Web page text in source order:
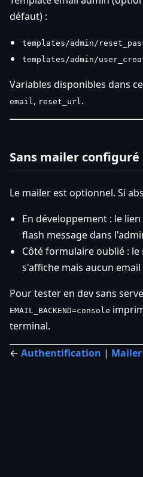
défaut) :
templates/admin/
templates/admin/
Variables disponibles dans
email , reset_url .
Sans mailer configuré
Le mailer est optionnel. Si
En développement : le
flash message dans
Côté formulaire oublié : le
s'affiche mais aucun
Pour tester en dev sans
EMAIL_BACKEND=console
terminal.
← Authentification | Mailer